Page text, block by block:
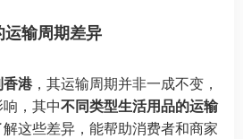
输周期差异
港，其运输周期并非一成不变，
，其中不同类型生活用品的运输
这些差异，能帮助消费者和商家